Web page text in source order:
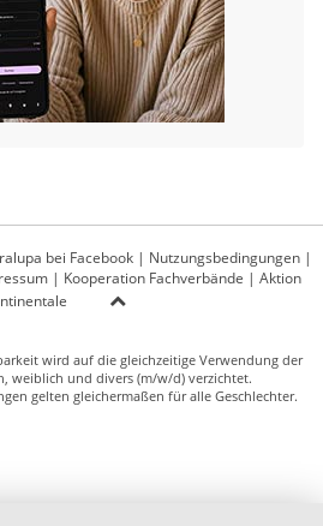
bei Facebook | Nutzungsbedingungen |
| Kooperation Fachverbände | Aktion
wird auf die gleichzeitige Verwendung der
weiblich und divers (m/w/d) verzichtet.
gelten gleichermaßen für alle Geschlechter.